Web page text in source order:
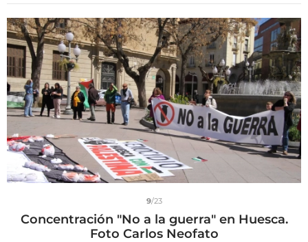
9/23
Concentración "No a la guerra" en Huesca.
Foto Carlos Neofato